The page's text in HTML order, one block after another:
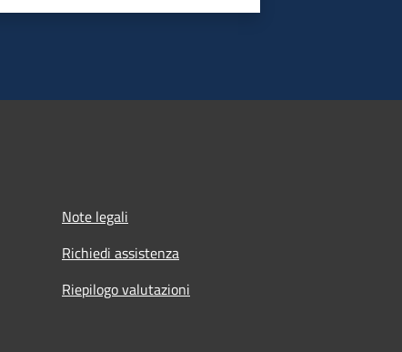
Note legali
Richiedi assistenza
Riepilogo valutazioni